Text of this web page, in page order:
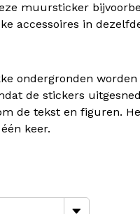
muursticker
accessoires in
ondergronden
de stickers
de tekst en figuren.
keer.